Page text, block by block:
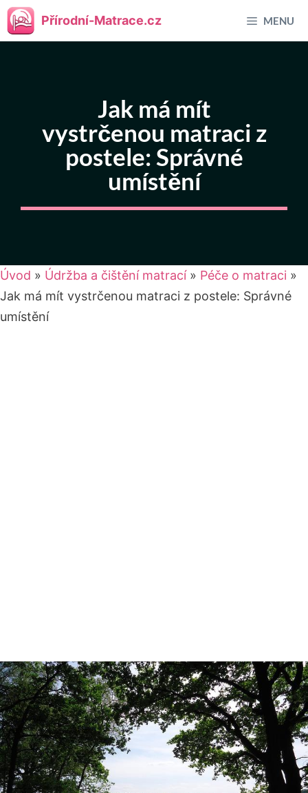
Přeskočit
na
Přírodní-Matrace.cz MENU
Jak má mít
vystrčenou matraci z
postele: Správné
umístění
Úvod » Údržba a čištění matrací» Péče o matraci »
Jak má mít vystrčenou matraci z postele: Správné
umístění